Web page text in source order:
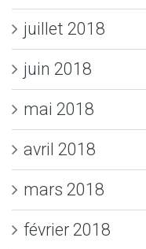
juillet 2018
juin 2018
mai 2018
avril 2018
mars 2018
février 2018